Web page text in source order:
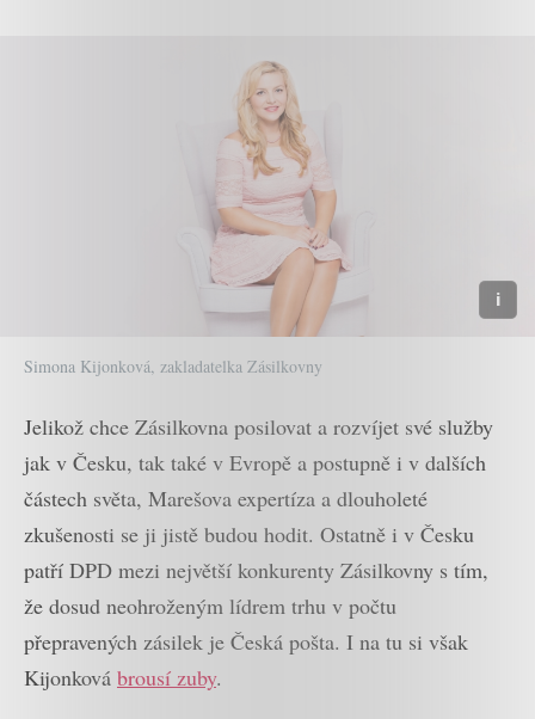
Simona Kijonková, zakladatelka Zásilkovny
Jelikož chce Zásilkovna posilovat a rozvíjet své služby
jak v Česku, tak také v Evropě a postupně i v dalších
částech světa, Marešova expertíza a dlouholeté
zkušenosti se ji jistě budou hodit. Ostatně i v Česku
patří DPD mezi největší konkurenty Zásilkovny s tím,
že dosud neohroženým lídrem trhu v počtu
přepravených zásilek je Česká pošta. I na tu si však
Kijonková brousí zuby.